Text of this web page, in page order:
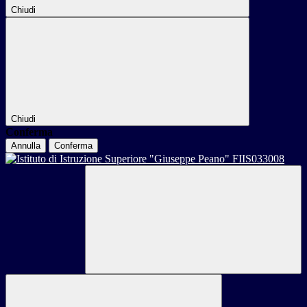
Chiudi
Chiudi
Conferma
Annulla Conferma